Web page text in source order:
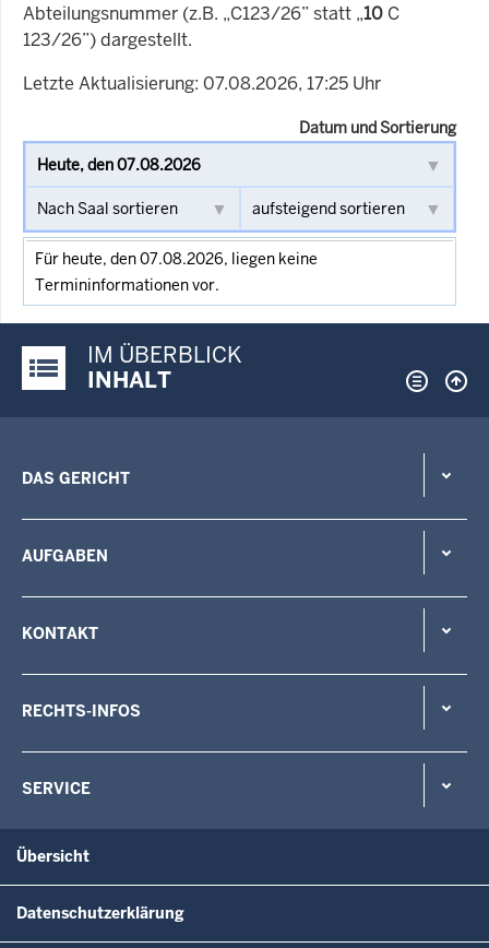
Abteilungsnummer (z.B. „C123/26” statt „10 C
123/26”) dargestellt.
Letzte Aktualisierung: 07.08.2026, 17:25 Uhr
Datum und Sortierung
Für heute, den 07.08.2026, liegen keine
Termininformationen vor.
Justiz-Portal im Überblick:
IM ÜBERBLICK
INHALT
DAS GERICHT
AUFGABEN
KONTAKT
RECHTS-INFOS
SERVICE
Übersicht
Datenschutzerklärung